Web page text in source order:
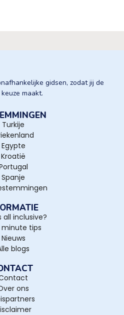
gidsen, zodat jij de
maakt.
Turkije
Egypte
Kroatië
Spanje
all inclusive?
minute tips
Nieuws
blogs
ons